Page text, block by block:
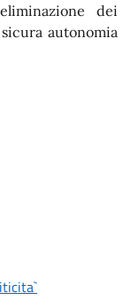
dei
autonomia